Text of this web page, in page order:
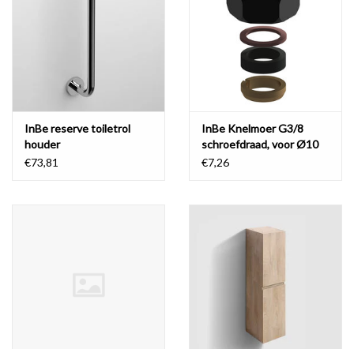
InBe reserve toiletrol
houder
€73,81
InBe Knelmoer G3/8
schroefdraad, voor Ø10
mm vaste aansluitbuis,
€7,26